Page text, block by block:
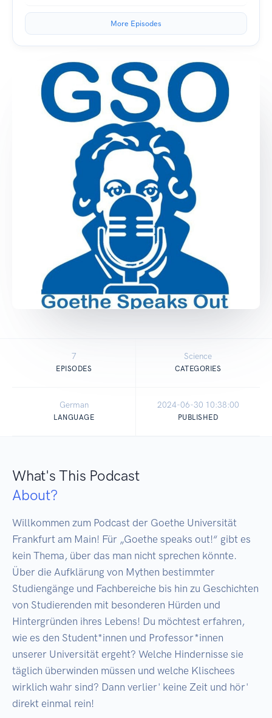
More Episodes
7
EPISODES
Science
CATEGORIES
German
LANGUAGE
2024-06-30 10:38:00
PUBLISHED
What's This Podcast
About?
Willkommen zum Podcast der Goethe Universität
Frankfurt am Main! Für „Goethe speaks out!“ gibt es
kein Thema, über das man nicht sprechen könnte.
Über die Aufklärung von Mythen bestimmter
Studiengänge und Fachbereiche bis hin zu Geschichten
von Studierenden mit besonderen Hürden und
Hintergründen ihres Lebens! Du möchtest erfahren,
wie es den Student*innen und Professor*innen
unserer Universität ergeht? Welche Hindernisse sie
täglich überwinden müssen und welche Klischees
wirklich wahr sind? Dann verlier' keine Zeit und hör'
direkt einmal rein!